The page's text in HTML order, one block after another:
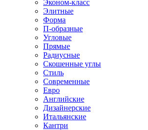
Эконом-класс
Элитные
Форма
П-образные
Угловые
Прямые
Радиусные
Скошенные углы
Стиль
Современные
Евро
Английские
Дизайнерские
Итальянские
Кантри